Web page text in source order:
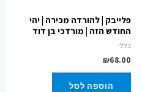
פלייבק | להורדה מכירה | יהי
החודש הזה | מורדכי בן דוד
כללי
₪68.00
הוספה לסל